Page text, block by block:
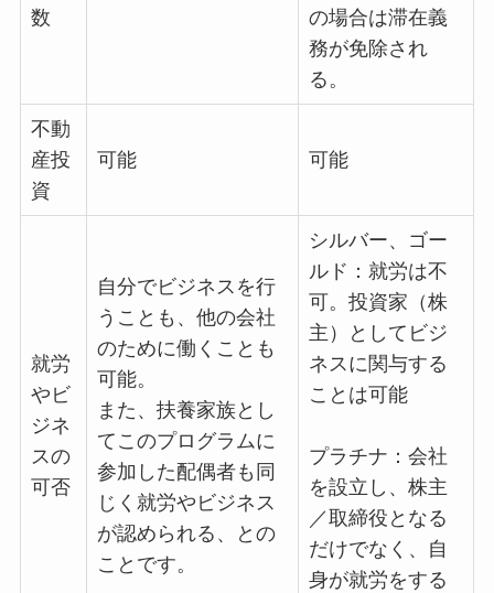
数
の場合は滞在義
務が免除され
る。
不動
産投
資
可能 可能
就労
やビ
ジネ
スの
可否
自分でビジネスを行
うことも、他の会社
のために働くことも
可能。
また、扶養家族とし
てこのプログラムに
参加した配偶者も同
じく就労やビジネス
が認められる、との
ことです。
シルバー、ゴー
ルド：就労は不
可。投資家（株
主）としてビジ
ネスに関与する
ことは可能
プラチナ：会社
を設立し、株主
／取締役となる
だけでなく、自
身が就労をする